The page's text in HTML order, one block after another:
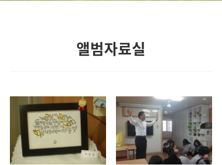
앨범자료실